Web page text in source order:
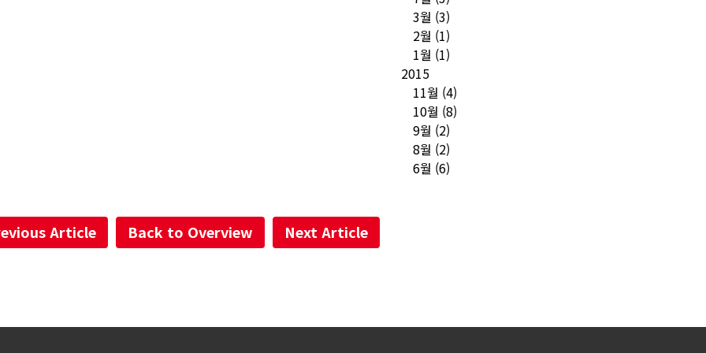
3월 (3)
2월 (1)
1월 (1)
2015
11월 (4)
10월 (8)
9월 (2)
8월 (2)
6월 (6)
Article Back to Overview Next Article